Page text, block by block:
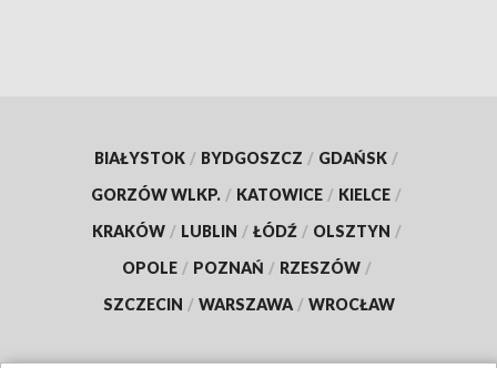
BIAŁYSTOK / BYDGOSZCZ / GDAŃSK /
GORZÓW WLKP. / KATOWICE / KIELCE /
KRAKÓW / LUBLIN / ŁÓDŹ / OLSZTYN /
OPOLE / POZNAŃ / RZESZÓW /
SZCZECIN / WARSZAWA / WROCŁAW